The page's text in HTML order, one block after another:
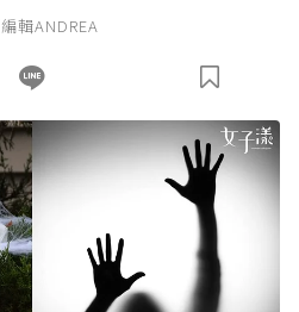
輯ANDREA